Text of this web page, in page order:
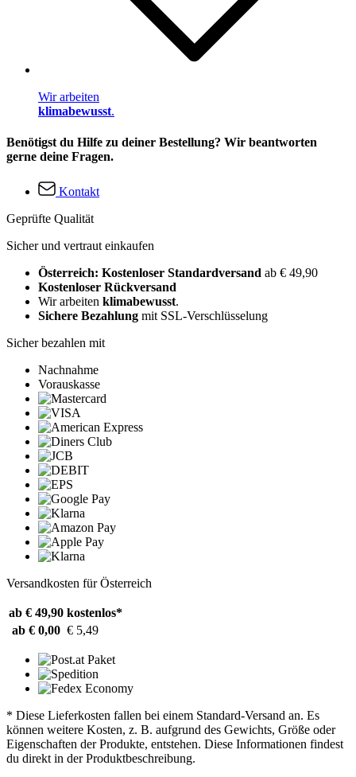
Wir arbeiten
klimabewusst.
Benötigst du Hilfe zu deiner Bestellung? Wir beantworten
gerne deine Fragen.
Kontakt
Geprüfte Qualität
Sicher und vertraut einkaufen
Österreich: Kostenloser Standardversand ab € 49,90
Kostenloser Rückversand
Wir arbeiten klimabewusst.
Sichere Bezahlung mit SSL-Verschlüsselung
Sicher bezahlen mit
Nachnahme
Vorauskasse
Versandkosten für Österreich
ab € 49,90 kostenlos*
ab € 0,00 € 5,49
* Diese Lieferkosten fallen bei einem Standard-Versand an. Es
können weitere Kosten, z. B. aufgrund des Gewichts, Größe oder
Eigenschaften der Produkte, entstehen. Diese Informationen findest
du direkt in der Produktbeschreibung.